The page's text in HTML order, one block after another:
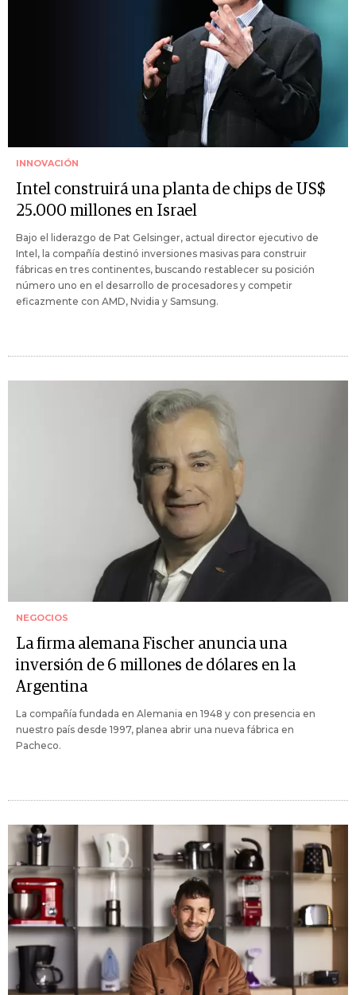
INNOVACIÓN
Intel construirá una planta de chips de US$
25.000 millones en Israel
Bajo el liderazgo de Pat Gelsinger, actual director ejecutivo de
Intel, la compañía destinó inversiones masivas para construir
fábricas en tres continentes, buscando restablecer su posición
número uno en el desarrollo de procesadores y competir
eficazmente con AMD, Nvidia y Samsung.
NEGOCIOS
La firma alemana Fischer anuncia una
inversión de 6 millones de dólares en la
Argentina
La compañía fundada en Alemania en 1948 y con presencia en
nuestro país desde 1997, planea abrir una nueva fábrica en
Pacheco.